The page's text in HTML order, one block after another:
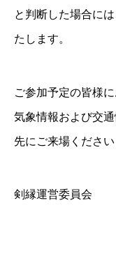
と判断した場合に
たします。
ご参加予定の皆様
気象情報および交
先にご来場くださ
剣縁運営委員会